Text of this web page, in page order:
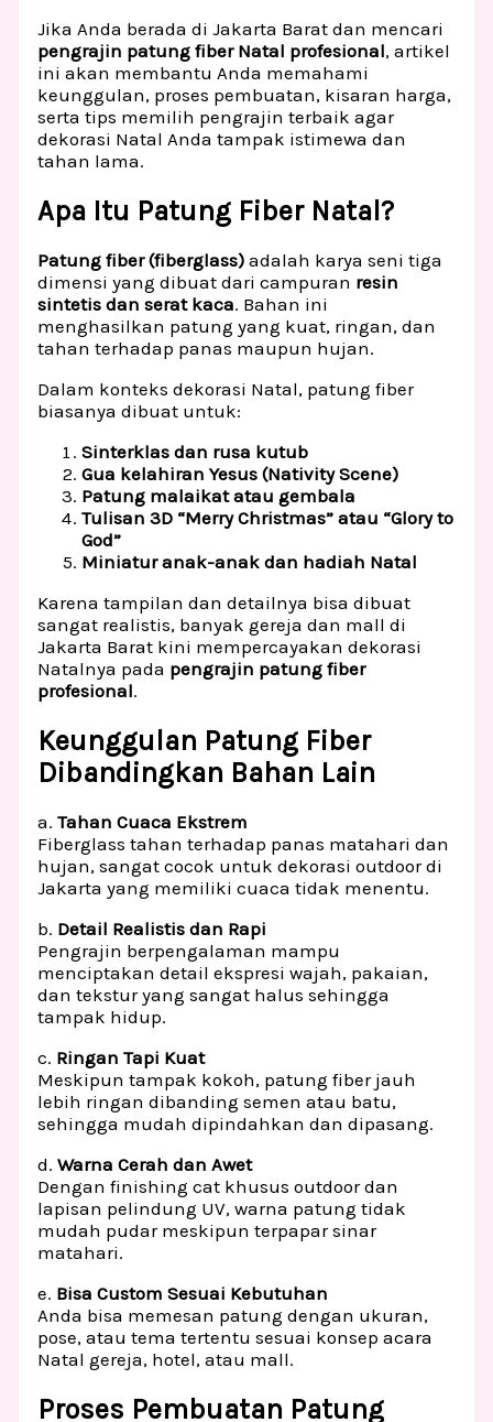
Jika Anda berada di Jakarta Barat dan mencari
pengrajin patung fiber Natal profesional, artikel
ini akan membantu Anda memahami
keunggulan, proses pembuatan, kisaran harga,
serta tips memilih pengrajin terbaik agar
dekorasi Natal Anda tampak istimewa dan
tahan lama.
Apa Itu Patung Fiber Natal?
Patung fiber (fiberglass) adalah karya seni tiga
dimensi yang dibuat dari campuran resin
sintetis dan serat kaca. Bahan ini
menghasilkan patung yang kuat, ringan, dan
tahan terhadap panas maupun hujan.
Dalam konteks dekorasi Natal, patung fiber
biasanya dibuat untuk:
Sinterklas dan rusa kutub
Gua kelahiran Yesus (Nativity Scene)
Patung malaikat atau gembala
Tulisan 3D “Merry Christmas” atau “Glory to
God”
Miniatur anak-anak dan hadiah Natal
Karena tampilan dan detailnya bisa dibuat
sangat realistis, banyak gereja dan mall di
Jakarta Barat kini mempercayakan dekorasi
Natalnya pada pengrajin patung fiber
profesional.
Keunggulan Patung Fiber
Dibandingkan Bahan Lain
a.Tahan Cuaca Ekstrem
Fiberglass tahan terhadap panas matahari dan
hujan, sangat cocok untuk dekorasi outdoor di
Jakarta yang memiliki cuaca tidak menentu.
b. Detail Realistis dan Rapi
Pengrajin berpengalaman mampu
menciptakan detail ekspresi wajah, pakaian,
dan tekstur yang sangat halus sehingga
tampak hidup.
c. Ringan Tapi Kuat
Meskipun tampak kokoh, patung fiber jauh
lebih ringan dibanding semen atau batu,
sehingga mudah dipindahkan dan dipasang.
d.Warna Cerah dan Awet
Dengan finishing cat khusus outdoor dan
lapisan pelindung UV, warna patung tidak
mudah pudar meskipun terpapar sinar
matahari.
e. Bisa Custom Sesuai Kebutuhan
Anda bisa memesan patung dengan ukuran,
pose, atau tema tertentu sesuai konsep acara
Natal gereja, hotel, atau mall.
Proses Pembuatan Patung